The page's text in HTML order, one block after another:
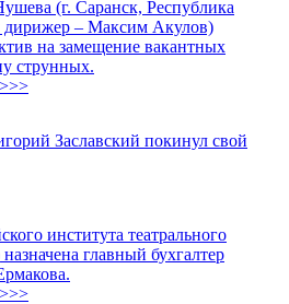
(г. Саранск, Республика
– Максим Акулов)
на замещение вакантных
струнных.
Заславский покинул свой
института театрального
главный бухгалтер